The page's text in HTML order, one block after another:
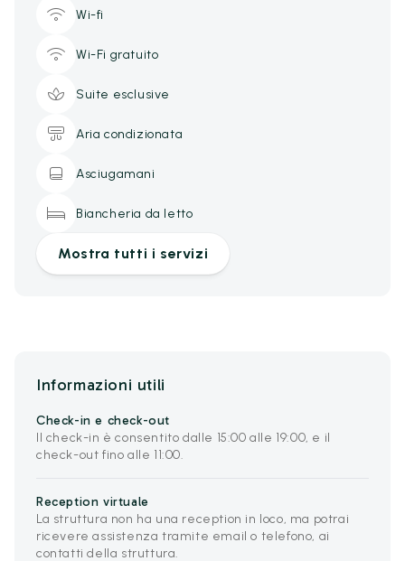
Wi-fi
Wi-Fi gratuito
Suite esclusive
Aria condizionata
Asciugamani
Biancheria da letto
Mostra tutti i servizi
Informazioni utili
Check-in e check-out
Il check-in è consentito dalle 15:00 alle 19:00, e il
check-out fino alle 11:00.
Reception virtuale
La struttura non ha una reception in loco, ma potrai
ricevere assistenza tramite email o telefono, ai
contatti della struttura.